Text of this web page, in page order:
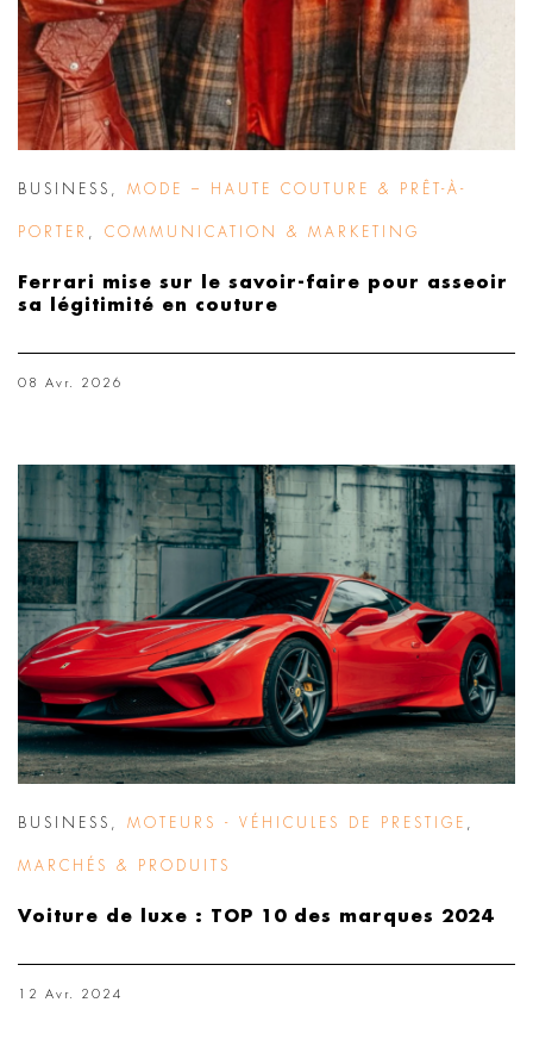
BUSINESS MODE – HAUTE COUTURE & PRÊT-À-
PORTER COMMUNICATION & MARKETING
Ferrari mise sur le savoir-faire pour asseoir
sa légitimité en couture
08 Avr. 2026
BUSINESS MOTEURS - VÉHICULES DE PRESTIGE
MARCHÉS & PRODUITS
Voiture de luxe : TOP 10 des marques 2024
12 Avr. 2024